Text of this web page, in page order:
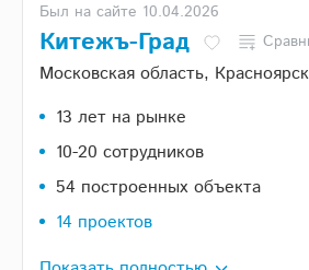
Был на сайте 10.04.2026
Китежъ-Град
Московская область,
13 лет на рынке
10-20 сотрудников
54 построенных объекта
14 проектов